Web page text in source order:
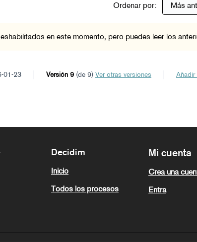
Ordenar por:
en este momento, pero puedes leer los
01-23 Versión 9 (de 9) ver otras versiones
Decidim
Inicio
Todos los procesos
Mi cuenta
Crea una
Entra